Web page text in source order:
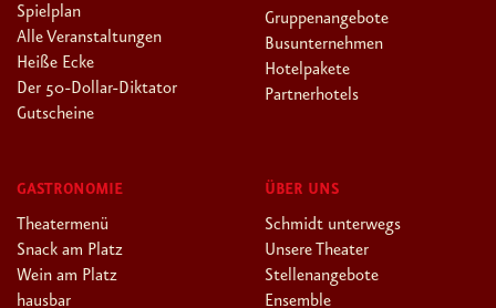
Spielplan
Alle Veranstaltungen
Heiße Ecke
Der 50-Dollar-Diktator
Gutscheine
Gruppenangebote
Busunternehmen
Hotelpakete
Partnerhotels
GASTRONOMIE
Theatermenü
Snack am Platz
Wein am Platz
hausbar
ÜBER UNS
Schmidt unterwegs
Unsere Theater
Stellenangebote
Ensemble